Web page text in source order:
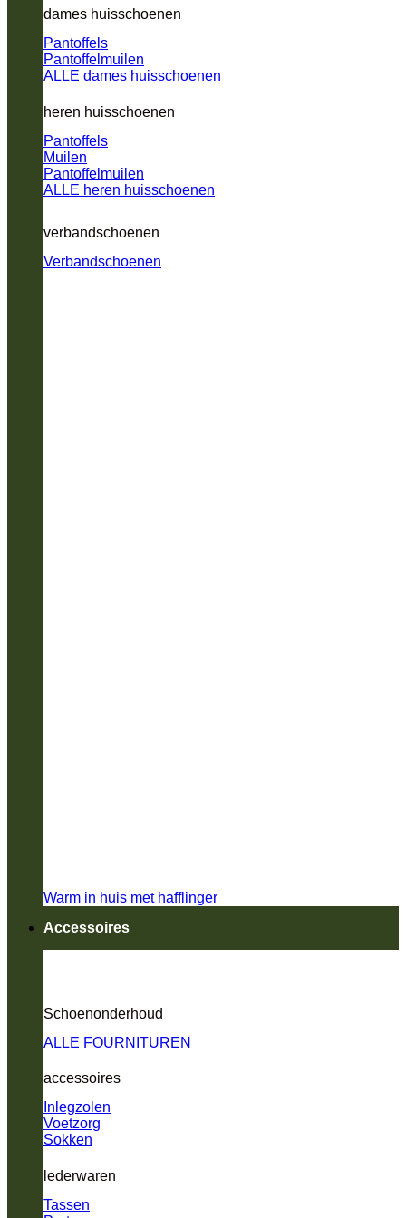
dames huisschoenen
Pantoffels
Pantoffelmuilen
ALLE dames huisschoenen
heren huisschoenen
Pantoffels
Muilen
Pantoffelmuilen
ALLE heren huisschoenen
verbandschoenen
Verbandschoenen
Warm in huis met hafflinger
Accessoires
Schoenonderhoud
ALLE FOURNITUREN
accessoires
Inlegzolen
Voetzorg
Sokken
lederwaren
Tassen